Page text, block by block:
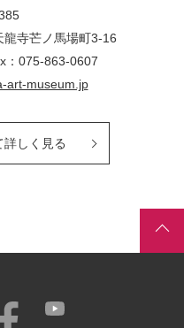
龍寺芒ノ馬場町3-16
：075-863-0607
art-museum.jp
詳しく見る